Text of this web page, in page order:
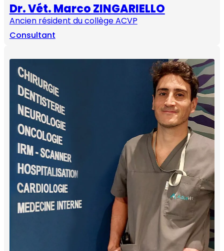
Dr. Vét. Marco ZINGARIELLO
Ancien résident du collège ACVP
Consultant